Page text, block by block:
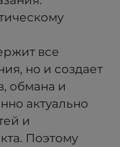
все
но и создает
обмана и
актуально
и
Поэтому